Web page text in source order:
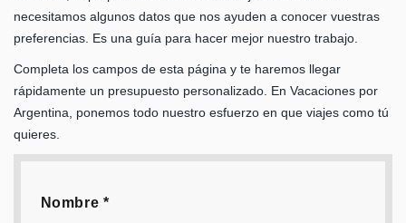
necesitamos algunos datos que nos ayuden a conocer vuestras
preferencias. Es una guía para hacer mejor nuestro trabajo.
Completa los campos de esta página y te haremos llegar
rápidamente un presupuesto personalizado. En Vacaciones por
Argentina, ponemos todo nuestro esfuerzo en que viajes como tú
quieres.
Nombre *